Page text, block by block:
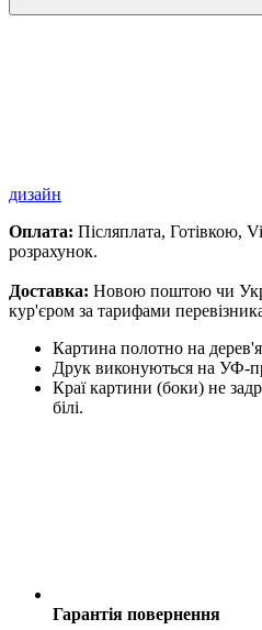
дизайн
Оплата: Післяплата, Готівкою,
розрахунок.
Доставка: Новою поштою чи
кур'єром за тарифами
Картина полотно на
Друк виконуються на УФ-
Краї картини (боки) не
білі.
Гарантія повернення